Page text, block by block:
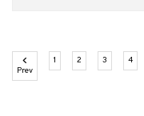
PrevPrevious
1 (current)
2 (current)
3 (current)
4